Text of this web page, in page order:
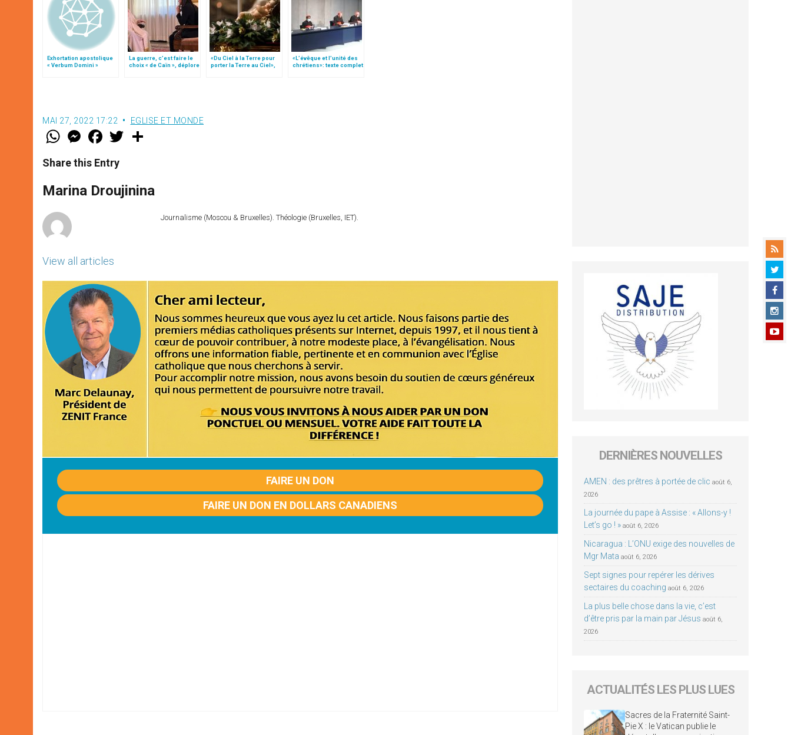
Exhortation apostolique
« Verbum Domini »
La guerre, c’est faire le
choix « de Caïn », déplore
«Du Ciel à la Terre pour
porter la Terre au Ciel»,
«L’évêque et l’unité des
chrétiens»: texte complet
MAI 27, 2022 17:22 EGLISE ET MONDE
W
t
s
p
p
M
e
s
e
g
e
F
a
e
b
o
k
w
r
Share this Entry
Marina Droujinina
View all articles
Journalisme (Moscou & Bruxelles). Théologie (Bruxelles, IET).
FAIRE UN DON
FAIRE UN DON EN DOLLARS CANADIENS
DERNIÈRES NOUVELLES
AMEN : des prêtres à portée de clic août 6,
2026
La journée du pape à Assise : « Allons-y !
Let’s go ! » août 6, 2026
Nicaragua : L’ONU exige des nouvelles de
Mgr Mata août 6, 2026
Sept signes pour repérer les dérives
sectaires du coaching août 6, 2026
La plus belle chose dans la vie, c’est
d’être pris par la main par Jésus août 6,
2026
ACTUALITÉS LES PLUS LUES
Sacres de la Fraternité Saint-
Pie X : le Vatican publie le